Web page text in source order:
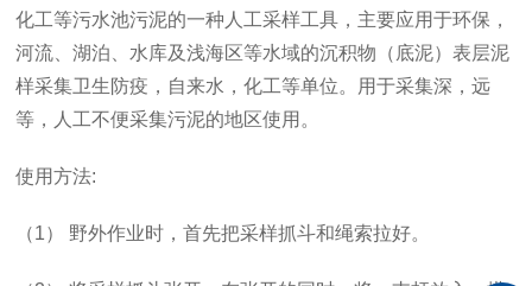
化工等污水池污泥的一种人工采样工具，主要应用于环保，
河流、湖泊、水库及浅海区等水域的沉积物（底泥）表层泥
样采集卫生防疫，自来水，化工等单位。用于采集深，远
等，人工不便采集污泥的地区使用。
使用方法:
（1） 野外作业时，首先把采样抓斗和绳索拉好。